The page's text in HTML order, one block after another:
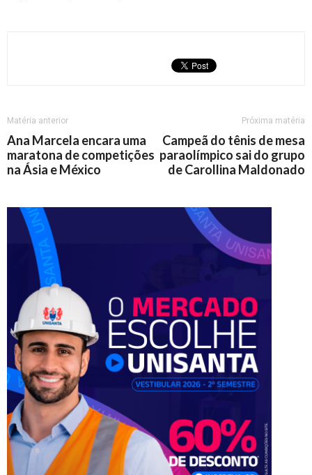
Matéria anterior
Ana Marcela encara uma
maratona de competições
na Ásia e México
Próxima matéria
Campeã do tênis de mesa
paraolímpico sai do grupo
de Carollina Maldonado